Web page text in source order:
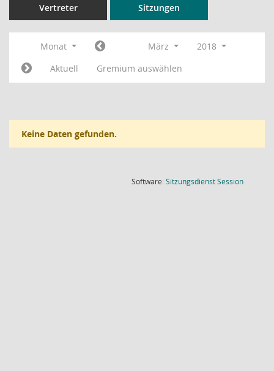
Vertreter Sitzungen
Monat März
2018
Aktuell
Gremium auswählen
Keine Daten gefunden.
Software:SitzungsdienstSession(Wird in